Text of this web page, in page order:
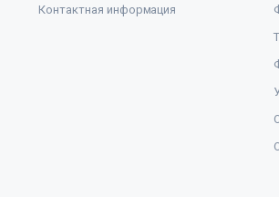
Контактная информация